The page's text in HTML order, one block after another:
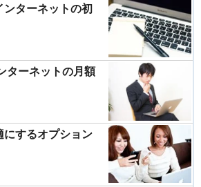
ターネットの初
ターネットの月額
するオプション